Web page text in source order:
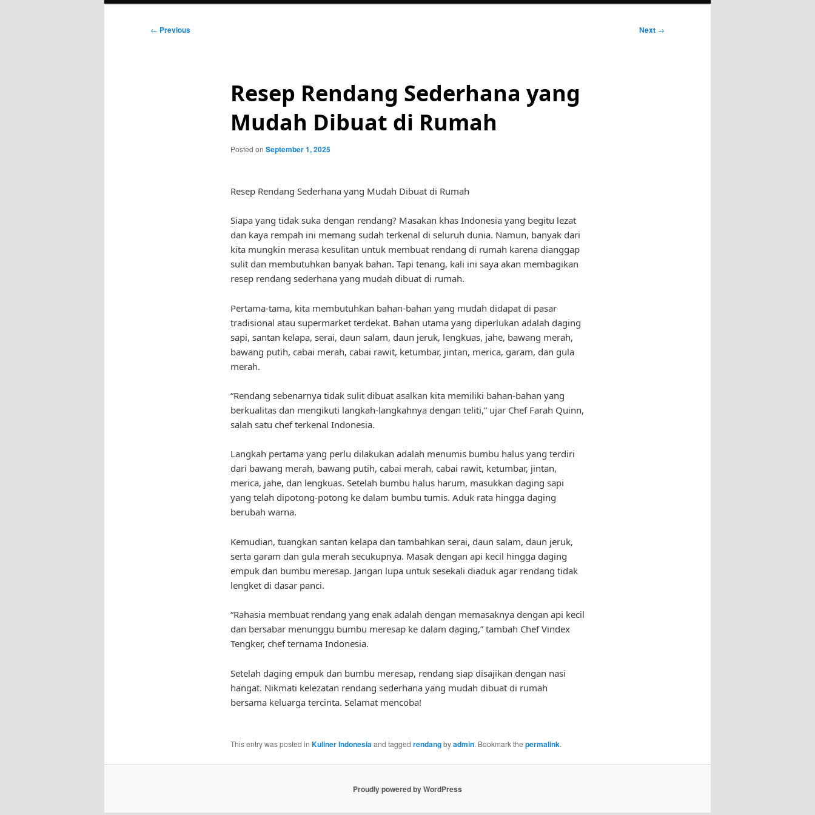
Post
← Previous Next →
Resep Rendang Sederhana yang
Mudah Dibuat di Rumah
Posted on September 1, 2025
Resep Rendang Sederhana yang Mudah Dibuat di Rumah
Siapa yang tidak suka dengan rendang? Masakan khas Indonesia yang begitu lezat
dan kaya rempah ini memang sudah terkenal di seluruh dunia. Namun, banyak dari
kita mungkin merasa kesulitan untuk membuat rendang di rumah karena dianggap
sulit dan membutuhkan banyak bahan. Tapi tenang, kali ini saya akan membagikan
resep rendang sederhana yang mudah dibuat di rumah.
Pertama-tama, kita membutuhkan bahan-bahan yang mudah didapat di pasar
tradisional atau supermarket terdekat. Bahan utama yang diperlukan adalah daging
sapi, santan kelapa, serai, daun salam, daun jeruk, lengkuas, jahe, bawang merah,
bawang putih, cabai merah, cabai rawit, ketumbar, jintan, merica, garam, dan gula
merah.
“Rendang sebenarnya tidak sulit dibuat asalkan kita memiliki bahan-bahan yang
berkualitas dan mengikuti langkah-langkahnya dengan teliti,” ujar Chef Farah Quinn,
salah satu chef terkenal Indonesia.
Langkah pertama yang perlu dilakukan adalah menumis bumbu halus yang terdiri
dari bawang merah, bawang putih, cabai merah, cabai rawit, ketumbar, jintan,
merica, jahe, dan lengkuas. Setelah bumbu halus harum, masukkan daging sapi
yang telah dipotong-potong ke dalam bumbu tumis. Aduk rata hingga daging
berubah warna.
Kemudian, tuangkan santan kelapa dan tambahkan serai, daun salam, daun jeruk,
serta garam dan gula merah secukupnya. Masak dengan api kecil hingga daging
empuk dan bumbu meresap. Jangan lupa untuk sesekali diaduk agar rendang tidak
lengket di dasar panci.
“Rahasia membuat rendang yang enak adalah dengan memasaknya dengan api kecil
dan bersabar menunggu bumbu meresap ke dalam daging,” tambah Chef Vindex
Tengker, chef ternama Indonesia.
Setelah daging empuk dan bumbu meresap, rendang siap disajikan dengan nasi
hangat. Nikmati kelezatan rendang sederhana yang mudah dibuat di rumah
bersama keluarga tercinta. Selamat mencoba!
This entry was posted in Kuliner Indonesiaand tagged rendangbyadmin. Bookmark the permalink.
Proudly powered by WordPress